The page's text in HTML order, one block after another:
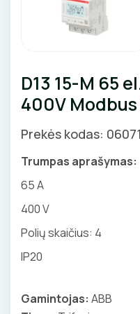
Pirties
Valdikliai,
GNYBTAI
KABELIAI,
TERMO
GRINDINĖS
Priedai
KIRTIKLIAI
RELĖS
D13 15-M 65
400V Modbus
Prekės kodas:
Trumpas aprašymas:
65 A
400 V
Polių skaičius: 4
IP20
Gamintojas: ABB